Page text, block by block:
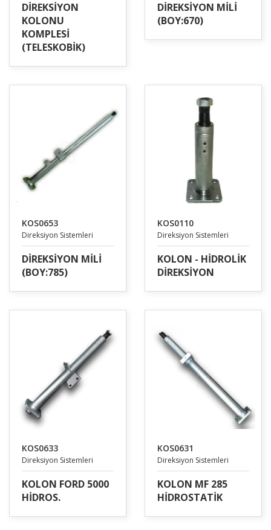
DİREKSİYON
KOLONU
KOMPLESİ
(TELESKOBİK)
DİREKSİYON MİLİ
(BOY:670)
KOS0653
Direksiyon Sistemleri
DİREKSİYON MİLİ
(BOY:785)
KOS0110
Direksiyon Sistemleri
KOLON - HİDROLİK
DİREKSİYON
KOS0633
Direksiyon Sistemleri
KOLON FORD 5000
HİDROS.
KOS0631
Direksiyon Sistemleri
KOLON MF 285
HİDROSTATİK